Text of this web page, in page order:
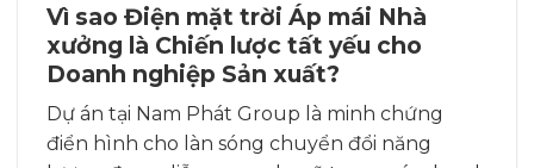
Vì sao Điện mặt trời Áp mái Nhà
xưởng là Chiến lược tất yếu cho
Doanh nghiệp Sản xuất?
Dự án tại Nam Phát Group là minh chứng
điển hình cho làn sóng chuyển đổi năng